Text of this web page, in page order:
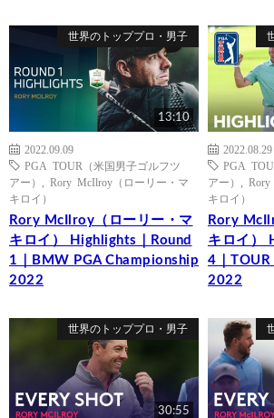
世界のトッププロ・男子
13:10
2022.09.09
PGA TOUR（米国男子ゴルフツ
アー）
Rory McIlroy（ローリー・マ
キロイ）
Rory McIlroy（ローリー・マ
キロイ） Highlights｜Round
1｜BMW PGA Championship
2022
2022.08.29
PGA
アー）
Rory
キロイ）
Rory
キロイ）
4｜
2022
世界のトッププロ・男子
30:55